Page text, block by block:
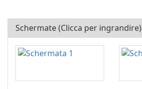
Schermate (Clicca per ingrandire)